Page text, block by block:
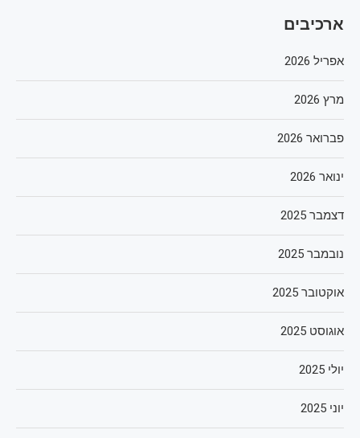
ארכיבים
אפריל 2026
מרץ 2026
פברואר 2026
ינואר 2026
דצמבר 2025
נובמבר 2025
אוקטובר 2025
אוגוסט 2025
יולי 2025
יוני 2025